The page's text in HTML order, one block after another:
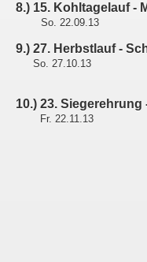
8.) 15. Kohltagelauf -
So. 22.09.13
9.) 27. Herbstlauf -
So. 27.10.13
10.) 23.
Fr. 22.11.13